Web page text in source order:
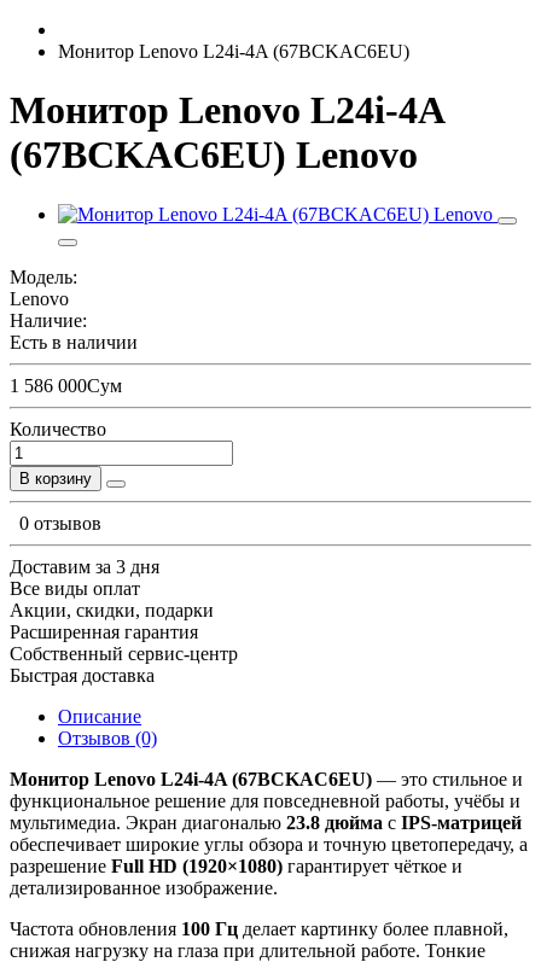
Монитор Lenovo L24i-4A (67BCKAC6EU)
Монитор Lenovo L24i-4A
(67BCKAC6EU) Lenovo
Модель:
Lenovo
Наличие:
Есть в наличии
1 586 000Сум
Количество
В корзину
0 отзывов
Доставим за 3 дня
Все виды оплат
Акции, скидки, подарки
Расширенная гарантия
Собственный сервис-центр
Быстрая доставка
Описание
Отзывов (0)
Монитор Lenovo L24i-4A (67BCKAC6EU) — это стильное и
функциональное решение для повседневной работы, учёбы и
мультимедиа. Экран диагональю 23.8 дюйма с IPS-матрицей
обеспечивает широкие углы обзора и точную цветопередачу, а
разрешение Full HD (1920×1080) гарантирует чёткое и
детализированное изображение.
Частота обновления 100 Гц делает картинку более плавной,
снижая нагрузку на глаза при длительной работе. Тонкие